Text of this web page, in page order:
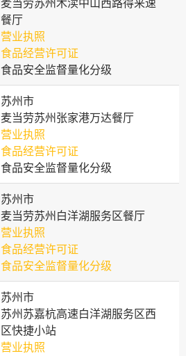
麦当劳苏州木渎中山西路得来速
餐厅
营业执照
食品经营许可证
食品安全监督量化分级
苏州市
麦当劳苏州张家港万达餐厅
营业执照
食品经营许可证
食品安全监督量化分级
苏州市
麦当劳苏州白洋湖服务区餐厅
营业执照
食品经营许可证
食品安全监督量化分级
苏州市
苏州苏嘉杭高速白洋湖服务区西
区快捷小站
营业执照